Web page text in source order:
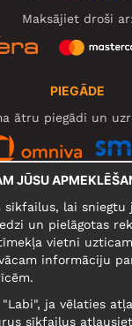
Maksājiet droši ar:
PIEGĀDE
ātru piegādi un
UZŅĒMUMS
mnt 5, EE-10117
JŪSU
sīkfailus, lai sniegtu
un pielāgotas
vietni
informāciju
ja vēlaties
sīkfailus